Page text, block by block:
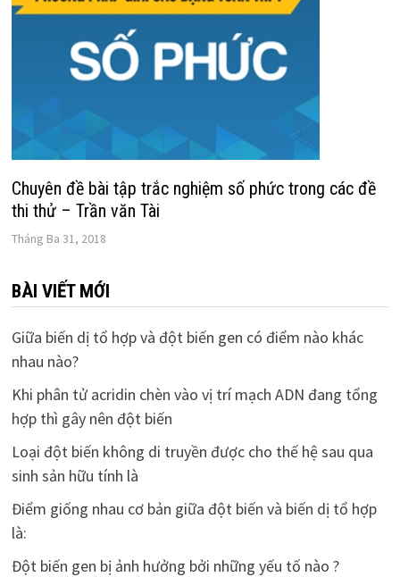
Chuyên đề bài tập trắc nghiệm số phức trong các đề
thi thử – Trần văn Tài
Tháng Ba 31, 2018
BÀI VIẾT MỚI
Giữa biến dị tổ hợp và đột biến gen có điểm nào khác
nhau nào?
Khi phân tử acridin chèn vào vị trí mạch ADN đang tổng
hợp thì gây nên đột biến
Loại đột biến không di truyền được cho thế hệ sau qua
sinh sản hữu tính là
Điểm giống nhau cơ bản giữa đột biến và biến dị tổ hợp
là:
Đột biến gen bị ảnh hưởng bởi những yếu tố nào ?